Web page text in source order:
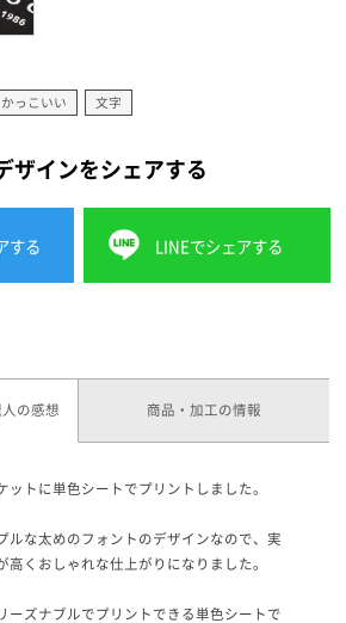
かっこいい 文字
ザインをシェアする
する LINEでシェアする
の感想 商品・加工の情報
ットに単色シートでプリントしました。
ルな太めのフォントのデザインなので、実
高くおしゃれな仕上がりになりました。
ーズナブルでプリントできる単色シートで